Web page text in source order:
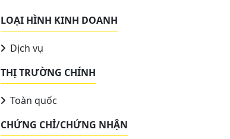
LOẠI HÌNH KINH DOANH
Dịch vụ
THỊ TRƯỜNG CHÍNH
Toàn quốc
CHỨNG CHỈ/CHỨNG NHẬN